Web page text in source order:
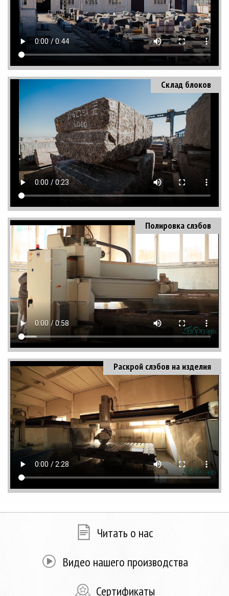
Склад блоков
Полировка слэбов
Раскрой слэбов на изделия
Читать о нас
Видео нашего производства
Сертификаты